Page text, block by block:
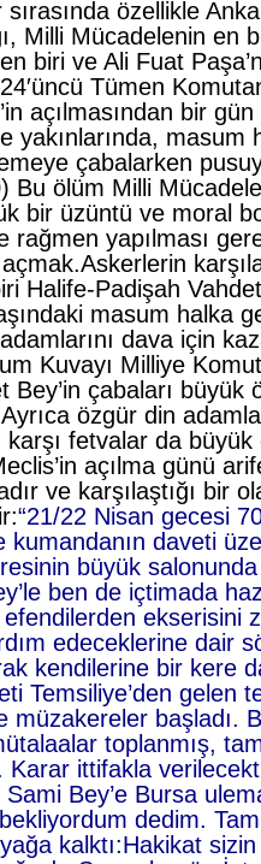
özellikle
Milli Mücadelenin en
biri ve Ali Fuat
Tümen
açılmasından bir
yakınlarında, masum
çabalarken
Bu ölüm Milli
bir üzüntü ve moral
rağmen yapılması
Halife-Padişah
masum halka
dava için
Kuvayı Milliye
Bey’in çabaları büyük
özgür din
karşı fetvalar da
açılma günü
ve karşılaştığı bir
“21/22 Nisan gecesi
kumandanın daveti
büyük salonunda
ben de içtimada
ekserisini
edeceklerine dair
kendilerine bir kere
Temsiliye’den gelen
müzakereler başladı.
toplanmış,
Karar ittifakla
Bey’e Bursa
dedim.
kalktı:Hakikat